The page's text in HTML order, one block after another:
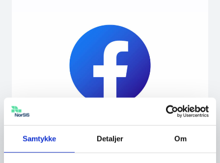
Samtykke Detaljer Om
Begrense innsyn på Facebook